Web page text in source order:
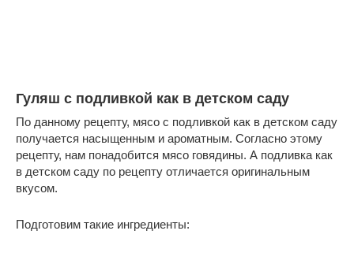
Гуляш с подливкой как в детском саду
По данному рецепту, мясо с подливкой как в детском саду
получается насыщенным и ароматным. Согласно этому
рецепту, нам понадобится мясо говядины. А подливка как
в детском саду по рецепту отличается оригинальным
вкусом.
Подготовим такие ингредиенты: